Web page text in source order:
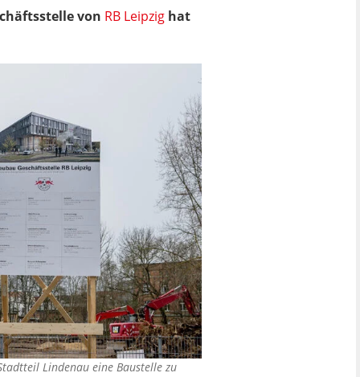
von RB Leipzig hat
Lindenau eine Baustelle zu